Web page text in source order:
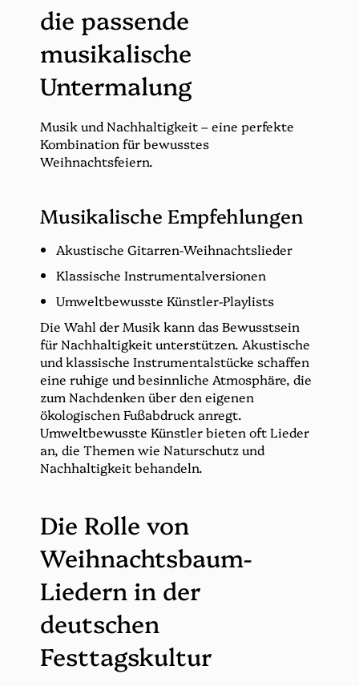
die passende
musikalische
Untermalung
Musik und Nachhaltigkeit – eine perfekte
Kombination für bewusstes
Weihnachtsfeiern.
Musikalische Empfehlungen
Akustische Gitarren-Weihnachtslieder
Klassische Instrumentalversionen
Umweltbewusste Künstler-Playlists
Die Wahl der Musik kann das Bewusstsein
für Nachhaltigkeit unterstützen. Akustische
und klassische Instrumentalstücke schaffen
eine ruhige und besinnliche Atmosphäre, die
zum Nachdenken über den eigenen
ökologischen Fußabdruck anregt.
Umweltbewusste Künstler bieten oft Lieder
an, die Themen wie Naturschutz und
Nachhaltigkeit behandeln.
Die Rolle von
Weihnachtsbaum-
Liedern in der
deutschen
Festtagskultur